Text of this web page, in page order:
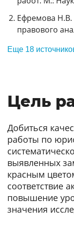
Ефремова
правового
Еще 18
Цель
Добиться
работы по
выявленных
красным
соответствие
повышение
значения